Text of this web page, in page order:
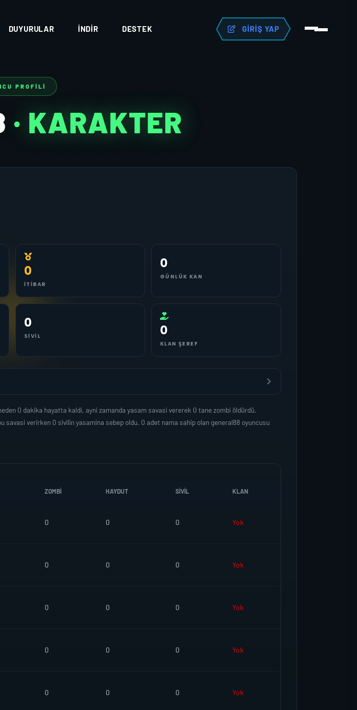
DUYURULAR İNDIR DESTEK GIRIŞ YAP
PROFILI
· KARAKTER
0
İTIBAR
0
GÜNLÜK KAN
0
SIVIL 0
KLAN ŞEREF
0 dakika hayatta kaldi, ayni zamanda yasam savasi vererek 0 tane zombi öldürdü.
savasi verirken 0 sivilin yasamina sebep oldu. 0 adet nama sahip olan general88 oyuncusu
ZOMBI HAYDUT SIVIL KLAN
0 0 0 Yok
0 0 0 Yok
0 0 0 Yok
0 0 0 Yok
0 0 0 Yok